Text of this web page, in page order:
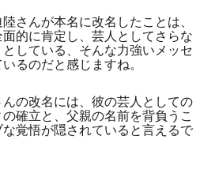
さんが本名に改名したことは、
的に肯定し、芸人としてさらな
している、そんな力強いメッセ
るのだと感じますね。
の改名には、彼の芸人としての
確立と、父親の名前を背負うこ
覚悟が隠されていると言えるで